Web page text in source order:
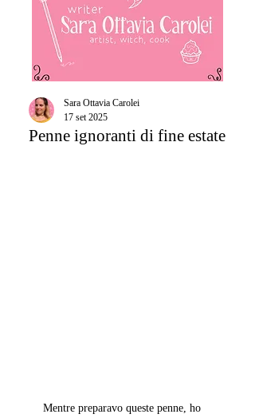
Penne ignoranti di fine estate
Sara Ottavia Carolei
17 set 2025
Mentre preparavo queste penne, ho